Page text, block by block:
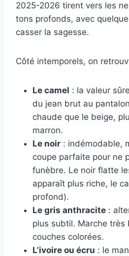
2025-2026 tirent vers les
tons profonds, avec
casser la sagesse.
Côté intemporels, on
Le camel : la valeur
du jean brut au
chaude que le beige,
marron.
Le noir : indémodable,
coupe parfaite pour ne
funèbre. Le noir flatte
apparaît plus riche, le
profond).
Le gris anthracite :
plus subtil. Marche très
couches colorées.
L’ivoire ou écru : le